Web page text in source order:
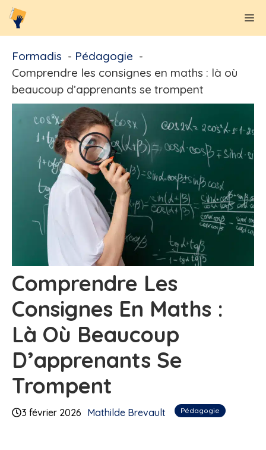
Aller
au
Formadis
Pédagogie
Comprendre les consignes en maths : là où
beaucoup d’apprenants se trompent
Comprendre Les
Consignes En Maths :
Là Où Beaucoup
D’apprenants Se
Trompent
3 février 2026 Mathilde Brevault Pédagogie